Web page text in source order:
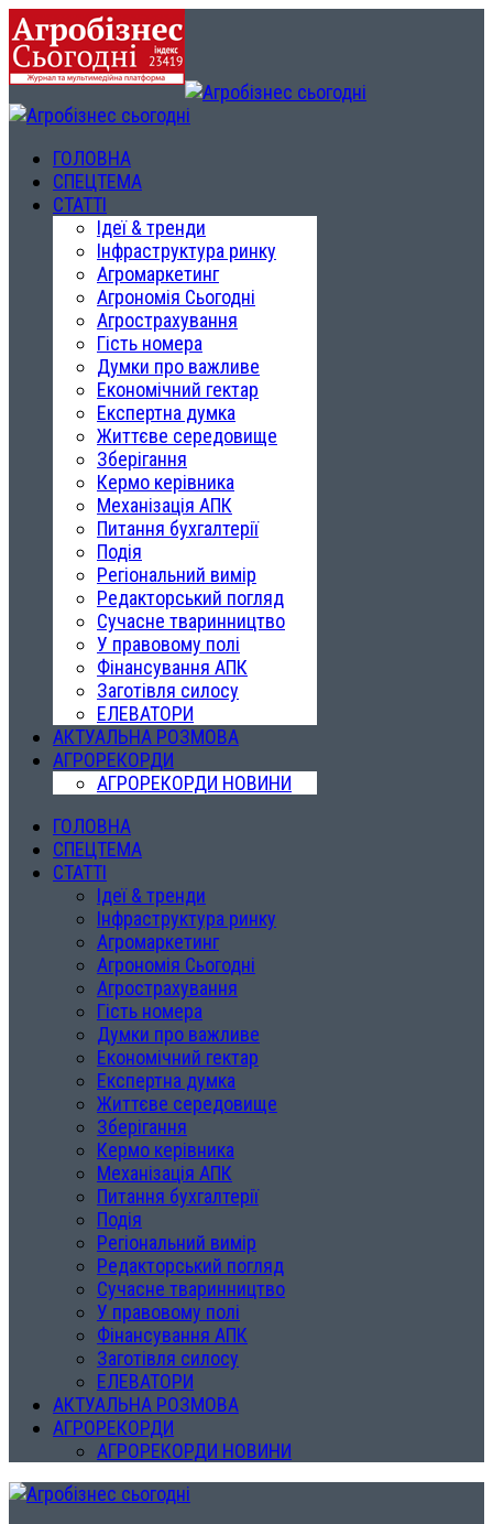
ГОЛОВНА
СПЕЦТЕМА
СТАТТІ
Ідеї & тренди
Інфраструктура ринку
Агромаркетинг
Агрономія Сьогодні
Агрострахування
Гість номера
Думки про важливе
Економічний гектар
Експертна думка
Життєве середовище
Зберігання
Кермо керівника
Механізація АПК
Питання бухгалтерії
Подія
Регіональний вимір
Редакторський погляд
Сучасне тваринництво
У правовому полі
Фінансування АПК
Заготівля силосу
ЕЛЕВАТОРИ
АКТУАЛЬНА РОЗМОВА
АГРОРЕКОРДИ
АГРОРЕКОРДИ НОВИНИ
ГОЛОВНА
СПЕЦТЕМА
СТАТТІ
Ідеї & тренди
Інфраструктура ринку
Агромаркетинг
Агрономія Сьогодні
Агрострахування
Гість номера
Думки про важливе
Економічний гектар
Експертна думка
Життєве середовище
Зберігання
Кермо керівника
Механізація АПК
Питання бухгалтерії
Подія
Регіональний вимір
Редакторський погляд
Сучасне тваринництво
У правовому полі
Фінансування АПК
Заготівля силосу
ЕЛЕВАТОРИ
АКТУАЛЬНА РОЗМОВА
АГРОРЕКОРДИ
АГРОРЕКОРДИ НОВИНИ